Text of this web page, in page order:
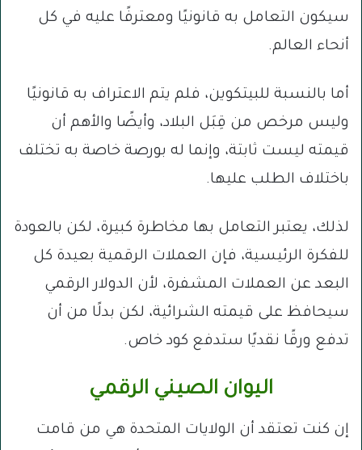
سيكون التعامل به قانونيًا ومعترفًا عليه في كل
أنحاء العالم.
أما بالنسبة للبيتكوين، فلم يتم الاعتراف به قانونيًا
وليس مرخص من قِبَل البلاد، وأيضًا والأهم أن
قيمته ليست ثابتة، وإنما له بورصة خاصة به تختلف
باختلاف الطلب عليها.
لذلك، يعتبر التعامل بها مخاطرة كبيرة، لكن بالعودة
للفكرة الرئيسية، فإن العملات الرقمية بعيدة كل
البعد عن العملات المشفرة، لأن الدولار الرقمي
سيحافظ على قيمته الشرائية، لكن بدلًا من أن
تدفع ورقًا نقديًا ستدفع كود خاص.
اليوان الصيني الرقمي
إن كنت تعتقد أن الولايات المتحدة هي من قامت